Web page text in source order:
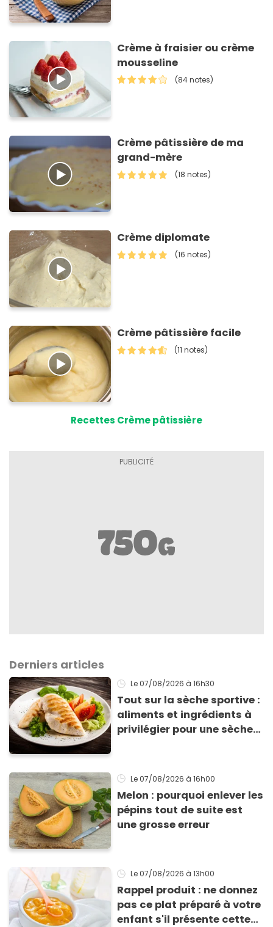
Crème à fraisier ou crème
mousseline
(84 notes)
Crème pâtissière de ma
grand-mère
(18 notes)
Crème diplomate
(16 notes)
Crème pâtissière facile
(11 notes)
Recettes Crème pâtissière
Derniers articles
Le 07/08/2026 à 16h30
Tout sur la sèche sportive :
aliments et ingrédients à
privilégier pour une sèche
Le 07/08/2026 à 16h00
Melon : pourquoi enlever les
pépins tout de suite est
une grosse erreur
Le 07/08/2026 à 13h00
Rappel produit : ne donnez
pas ce plat préparé à votre
enfant s'il présente cette